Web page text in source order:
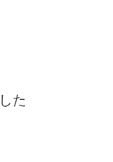
た